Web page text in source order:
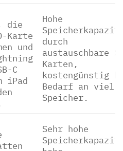
die
Karte
und
C
iPad
Hohe
durch
austauschbare
Karten,
kostengünstig
Bedarf an viel
Speicher.
Sehr hohe